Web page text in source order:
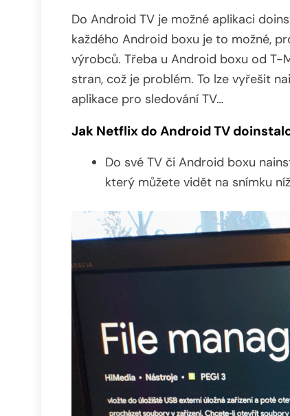
Do Android TV je možné aplikaci
každého Android boxu je to možné,
výrobců. Třeba u Android boxu od
stran, což je problém. To lze vyřešit
aplikace pro sledování TV…
Jak Netflix do Android TV
Do své TV či Android boxu
který můžete vidět na snímku